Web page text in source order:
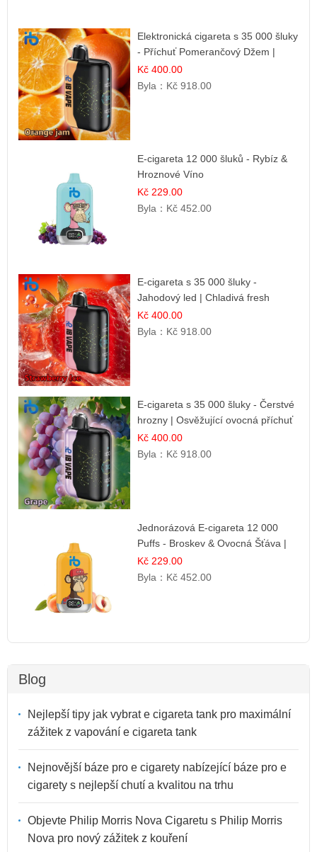
Elektronická cigareta s 35 000 šluky
- Příchuť Pomerančový Džem |
Dlouhotrvající zážitek
Kč 400.00
Byla： Kč 918.00
E-cigareta 12 000 šluků - Rybíz &
Hroznové Víno
Kč 229.00
Byla： Kč 452.00
E-cigareta s 35 000 šluky -
Jahodový led | Chladivá fresh
příchuť
Kč 400.00
Byla： Kč 918.00
E-cigareta s 35 000 šluky - Čerstvé
hrozny | Osvěžující ovocná příchuť
Kč 400.00
Byla： Kč 918.00
Jednorázová E-cigareta 12 000
Puffs - Broskev & Ovocná Šťáva |
Osvěžující ovocná směs
Kč 229.00
Byla： Kč 452.00
Blog
Nejlepší tipy jak vybrat e cigareta tank pro maximální
zážitek z vapování e cigareta tank
Nejnovější báze pro e cigarety nabízející báze pro e
cigarety s nejlepší chutí a kvalitou na trhu
Objevte Philip Morris Nova Cigaretu s Philip Morris
Nova pro nový zážitek z kouření